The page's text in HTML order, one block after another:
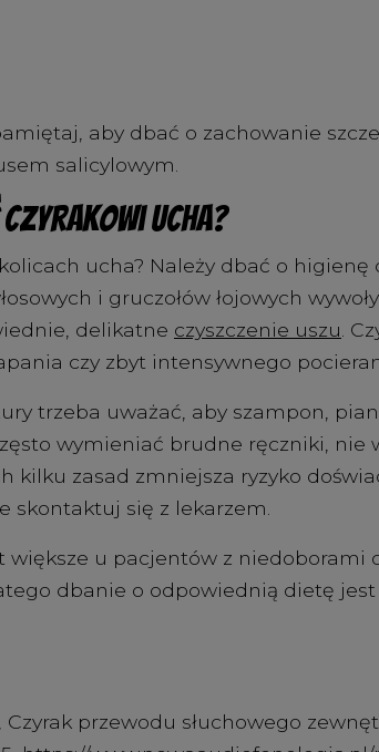
aby dbać o zachowanie
salicylowym.
czyrakowi ucha?
ucha? Należy dbać o higienę
i gruczołów łojowych
delikatne czyszczenie uszu .
czy zbyt intensywnego
trzeba uważać, aby szampon,
wymieniać brudne ręczniki,
kilku zasad zmniejsza ryzyko
skontaktuj się z lekarzem.
większe u pacjentów z niedoborami
dbanie o odpowiednią dietę
Czyrak przewodu słuchowego